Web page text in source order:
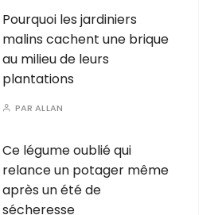
Pourquoi les jardiniers
malins cachent une brique
au milieu de leurs
plantations
PARALLAN
Ce légume oublié qui
relance un potager même
après un été de
sécheresse